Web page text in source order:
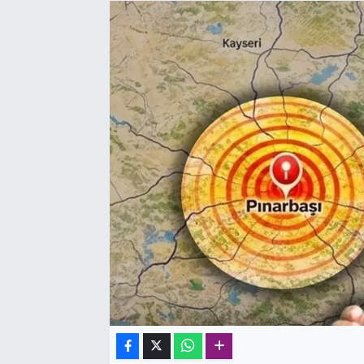
TEKNOLOJİ
YEREL YÖNETİMLER